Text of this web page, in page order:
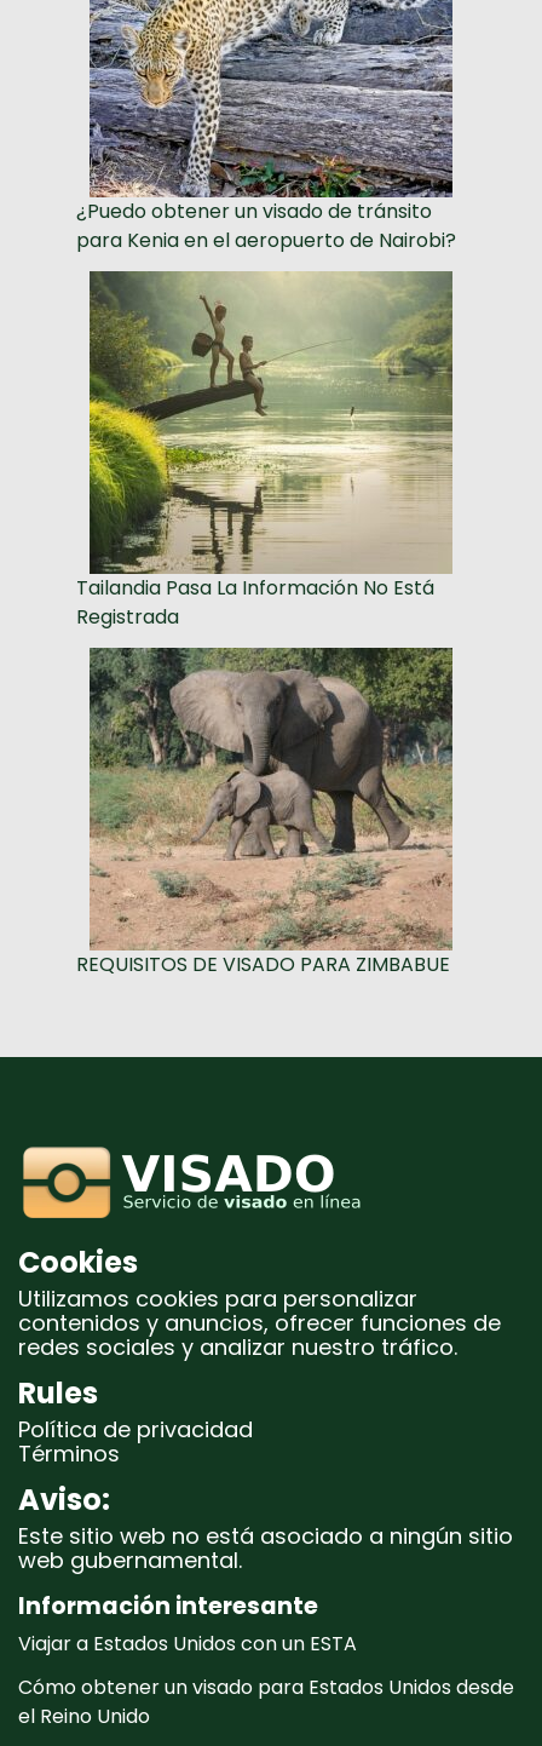
¿Puedo obtener un visado de tránsito
para Kenia en el aeropuerto de Nairobi?
Tailandia Pasa La Información No Está
Registrada
REQUISITOS DE VISADO PARA ZIMBABUE
Cookies
Utilizamos cookies para personalizar
contenidos y anuncios, ofrecer funciones de
redes sociales y analizar nuestro tráfico.
Rules
Política de privacidad
Términos
Aviso:
Este sitio web no está asociado a ningún sitio
web gubernamental.
Información interesante
Viajar a Estados Unidos con un ESTA
Cómo obtener un visado para Estados Unidos desde
el Reino Unido